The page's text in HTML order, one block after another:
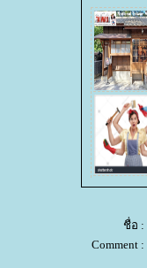
ชื่อ :
Comment :